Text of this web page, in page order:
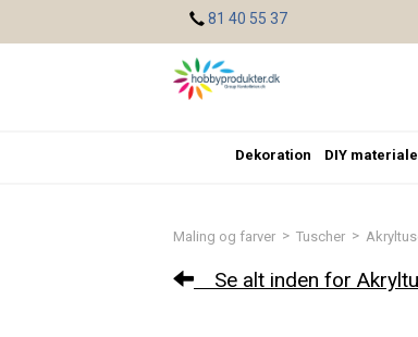
Maling og farver > Tuscher >
Se alt inden for
81 40 55 37
Dekoration DIY